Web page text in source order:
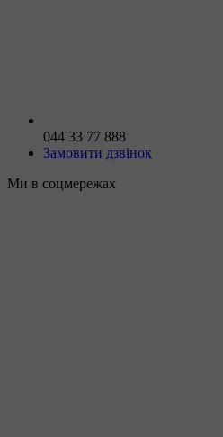
044 33 77 888
Замовити дзвінок
Ми в соцмережах